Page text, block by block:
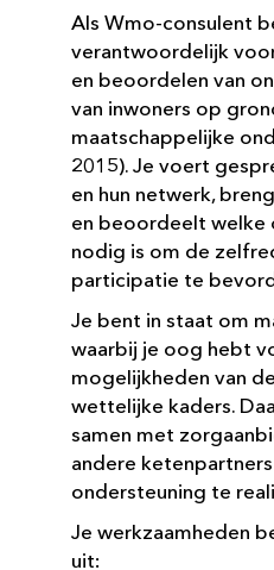
Als Wmo-consulent
verantwoordelijk
en beoordelen van
van inwoners op
maatschappelijke
2015). Je voert
en hun netwerk,
en beoordeelt welke
nodig is om de
participatie te
Je bent in staat om
waarbij je oog hebt
mogelijkheden van
wettelijke kaders.
samen met
andere
ondersteuning te
Je werkzaamheden
uit: